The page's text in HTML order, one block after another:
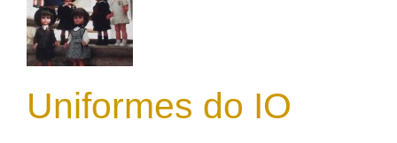
Uniformes do IO